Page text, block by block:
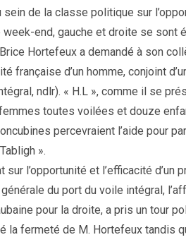
de la classe politique sur
week-end, gauche et droite se sont
Hortefeux a demandé à son
française d’un homme, conjoint
ndlr). « H.L », comme il se
toutes voilées et douze
percevraient l’aide pour
».
sur l’opportunité et l’efficacité d’un
du port du voile intégral,
pour la droite, a pris un tour
la fermeté de M. Hortefeux tandis